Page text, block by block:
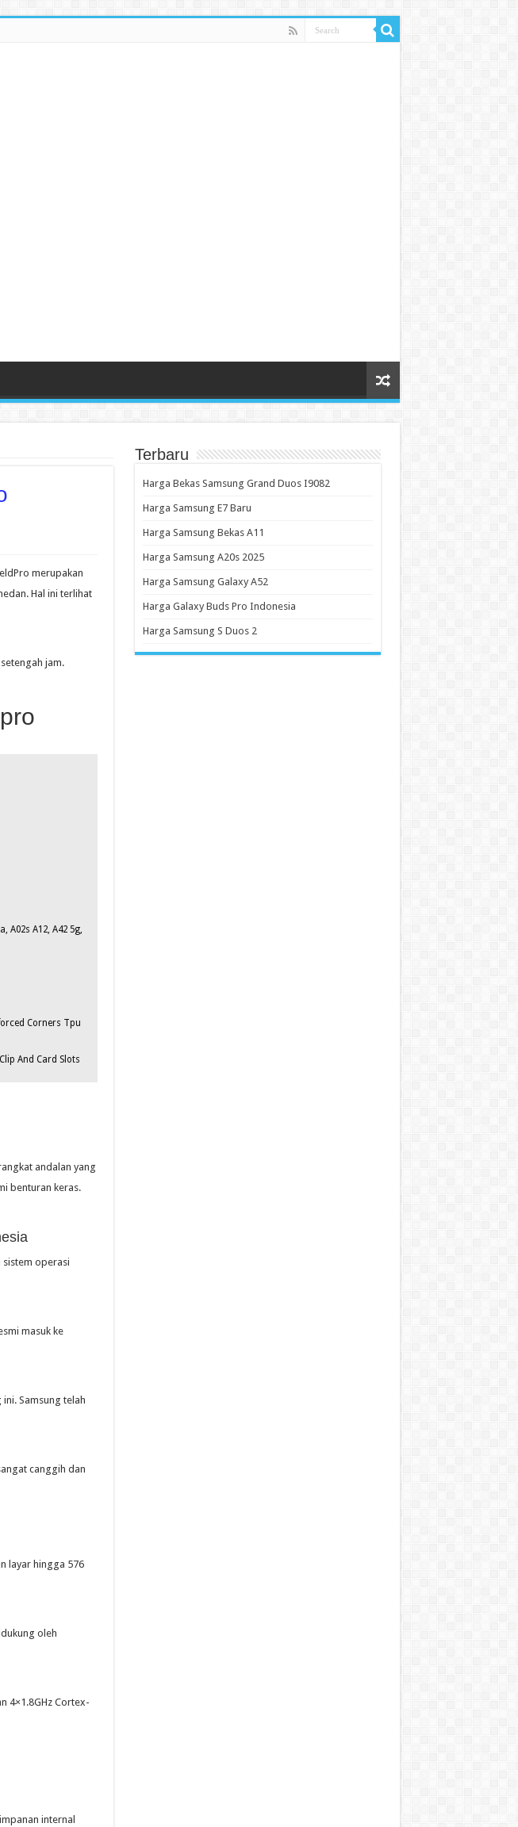
merupakan
Hal ini terlihat
jam.
A02s A12, A42 5g,
Corners Tpu
And Card Slots
andalan yang
benturan keras.
sistem operasi
masuk ke
Samsung telah
canggih dan
layar hingga 576
oleh
4×1.8GHz Cortex-
internal
Terbaru
Harga Bekas Samsung Grand Duos I9082
Harga Samsung E7 Baru
Harga Samsung Bekas A11
Harga Samsung A20s 2025
Harga Samsung Galaxy A52
Harga Galaxy Buds Pro Indonesia
Harga Samsung S Duos 2